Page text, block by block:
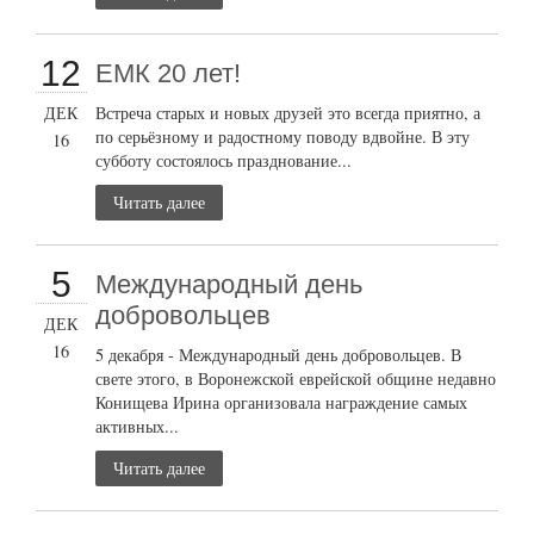
12
ДЕК
16
ЕМК 20 лет!
Встреча старых и новых друзей это всегда приятно, а
по серьёзному и радостному поводу вдвойне. В эту
субботу состоялось празднование...
Читать далее
5
ДЕК
16
Международный день
добровольцев
5 декабря - Международный день добровольцев. В
свете этого, в Воронежской еврейской общине недавно
Конищева Ирина организовала награждение самых
активных...
Читать далее